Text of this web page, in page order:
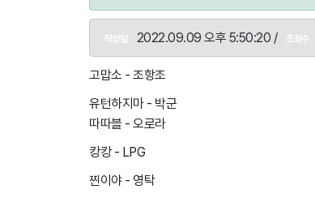
작성일 2022.09.09 오후 5:50:20 / 조회수
고맙소 - 조항조
유턴하지마 - 박군
따따블 - 오로라
캉캉 - LPG
찐이야 - 영탁